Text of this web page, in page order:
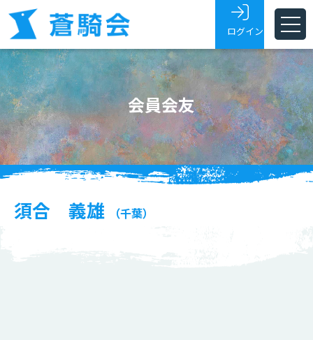
ホーム
蒼騎会とは
蒼騎展
支部
展覧会トピックス
ログイン
会員会友
須合 義雄 （千葉）